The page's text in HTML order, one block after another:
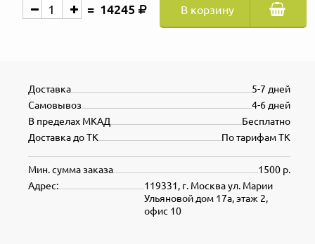
14245 В корзину
5-7 дней
Доставка
4-6 дней
Самовывоз
Бесплатно
В пределах МКАД
По тарифам ТК
Доставка до ТК
1500 р.
Мин. сумма заказа
119331, г. Москва ул. Марии
Ульяновой дом 17а, этаж 2,
офис 10
Адрес: